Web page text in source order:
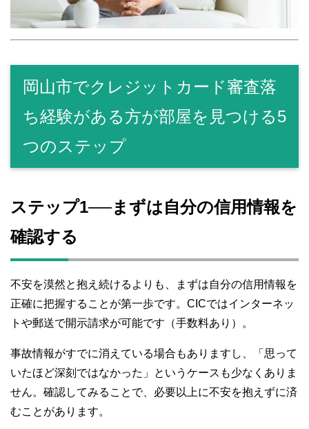
岡山市でクレジットカード審査落
ち経験がある方が部屋を見つける5
つのステップ
ステップ1──まずは自分の信用情報を
確認する
不安を漠然と抱え続けるよりも、まずは自分の信用情報を
正確に把握することが第一歩です。CICではインターネッ
トや郵送で開示請求が可能です（手数料あり）。
事故情報がすでに消えている場合もありますし、「思って
いたほど深刻ではなかった」というケースも少なくありま
せん。確認してみることで、必要以上に不安を抱えずに済
むことがあります。